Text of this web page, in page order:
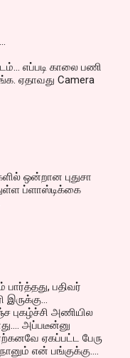
எப்படி காலை பணி
ஏதாவது Camera
ஒன்றான புதுசா
ப்ளாஸ்டிக்கை
பதிவர்
புகழ்ச்சி அணியில
அப்படீன்னு
ஏகப்பட்ட பேரு
என் பங்குக்கு....